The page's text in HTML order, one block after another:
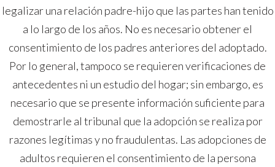
legalizar una relación padre-hijo que las partes han tenido
a lo largo de los años. No es necesario obtener el
consentimiento de los padres anteriores del adoptado.
Por lo general, tampoco se requieren verificaciones de
antecedentes ni un estudio del hogar; sin embargo, es
necesario que se presente información suficiente para
demostrarle al tribunal que la adopción se realiza por
razones legítimas y no fraudulentas. Las adopciones de
adultos requieren el consentimiento de la persona